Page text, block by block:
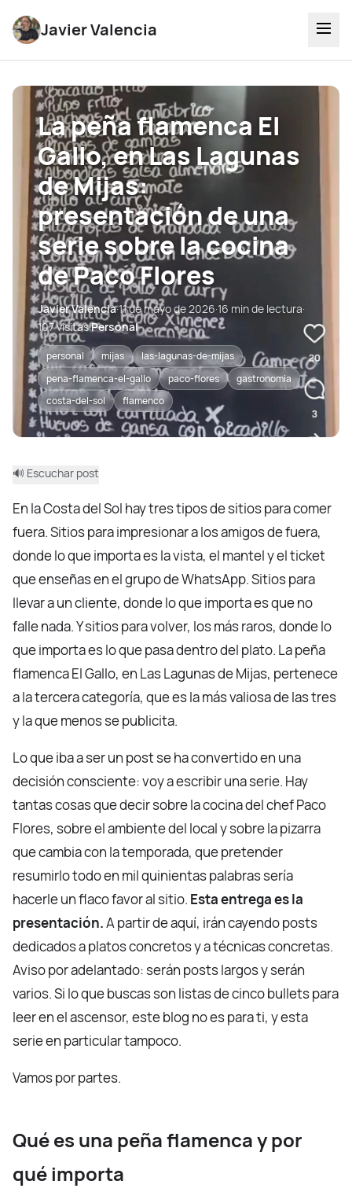
Javier Valencia
La peña flamenca El
Gallo, en Las Lagunas
de Mijas:
presentación de una
serie sobre la cocina
de Paco Flores
Javier Valencia·11 de mayo de 2026·16 min de lectura·
107 visitas·Personal
personal mijas
las-lagunas-de-mijas
pena-flamenca-el-gallo
paco-flores
gastronomia
costa-del-sol
flamenco
🔊 Escuchar post
En la Costa del Sol hay tres tipos de sitios para comer
fuera. Sitios para impresionar a los amigos de fuera,
donde lo que importa es la vista, el mantel y el ticket
que enseñas en el grupo de WhatsApp. Sitios para
llevar a un cliente, donde lo que importa es que no
falle nada. Y sitios para volver, los más raros, donde lo
que importa es lo que pasa dentro del plato. La peña
flamenca El Gallo, en Las Lagunas de Mijas, pertenece
a la tercera categoría, que es la más valiosa de las tres
y la que menos se publicita.
Lo que iba a ser un post se ha convertido en una
decisión consciente: voy a escribir una serie. Hay
tantas cosas que decir sobre la cocina del chef Paco
Flores, sobre el ambiente del local y sobre la pizarra
que cambia con la temporada, que pretender
resumirlo todo en mil quinientas palabras sería
hacerle un flaco favor al sitio. Esta entrega es la
presentación.A partir de aquí, irán cayendo posts
dedicados a platos concretos y a técnicas concretas.
Aviso por adelantado: serán posts largos y serán
varios. Si lo que buscas son listas de cinco bullets para
leer en el ascensor, este blog no es para ti, y esta
serie en particular tampoco.
Vamos por partes.
Qué es una peña flamenca y por
qué importa